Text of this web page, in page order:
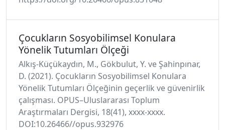
Çocukların Sosyobilimsel Konulara
Yönelik Tutumları Ölçeği
Alkış-Küçükaydın, M., Gökbulut, Y. ve Şahinpınar,
D. (2021). Çocukların Sosyobilimsel Konulara
Yönelik Tutumları Ölçeğinin geçerlik ve güvenirlik
çalışması. OPUS–Uluslararası Toplum
Araştırmaları Dergisi, 18(41), xxxx-xxxx.
DOI:10.26466//opus.932976